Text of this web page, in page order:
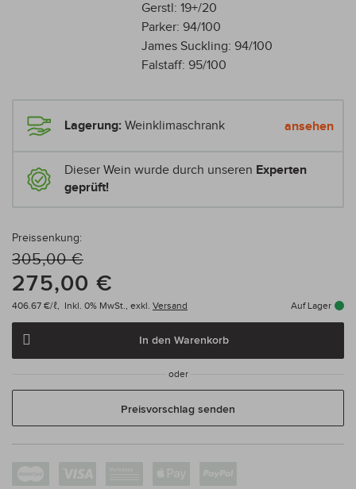
Gerstl: 19+/20
Parker: 94/100
James Suckling: 94/100
Falstaff: 95/100
Lagerung: Weinklimaschrank ansehen
Dieser Wein wurde durch unseren Experten
geprüft!
Preissenkung:
305,00 €
275,00 €
Inkl. 0% MwSt., exkl. Versand Auf Lager
406.67 €/ℓ,
In den Warenkorb
oder
Preisvorschlag senden